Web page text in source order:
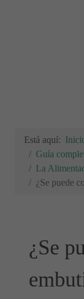
Está aquí:
Guía
La
¿Se puede
¿Se